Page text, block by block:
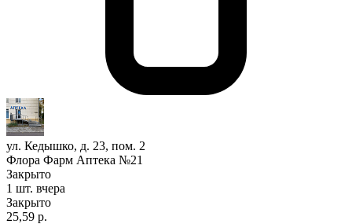
ул. Кедышко, д. 23, пом. 2
Флора Фарм Аптека №21
Закрыто
1 шт. вчера
Закрыто
25,59 р.